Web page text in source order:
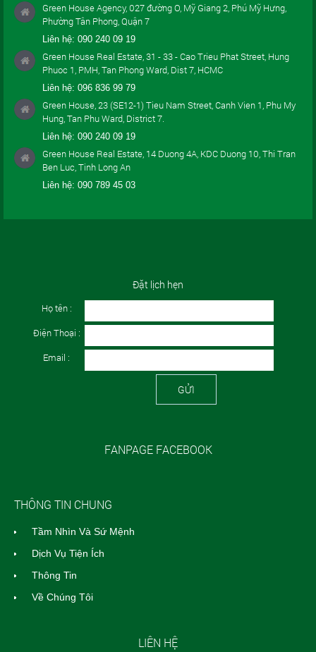
Green House Agency, 027 đường O, Mỹ Giang 2, Phú Mỹ Hưng,
Phường Tân Phong, Quận 7
Liên hệ: 090 240 09 19
Green House Real Estate, 31 - 33 - Cao Trieu Phat Street, Hung
Phuoc 1, PMH, Tan Phong Ward, Dist 7, HCMC
Liên hệ: 096 836 99 79
Green House, 23 (SE12-1) Tieu Nam Street, Canh Vien 1, Phu My
Hung, Tan Phu Ward, District 7.
Liên hệ: 090 240 09 19
Green House Real Estate, 14 Duong 4A, KDC Duong 10, Thi Tran
Ben Luc, Tinh Long An
Liên hệ: 090 789 45 03
Đặt lịch hẹn
Họ tên :
Điện Thoại :
Email :
GỬI
FANPAGE FACEBOOK
THÔNG TIN CHUNG
Tầm Nhìn Và Sứ Mệnh
Dịch Vụ Tiện Ích
Thông Tin
Về Chúng Tôi
LIÊN HỆ